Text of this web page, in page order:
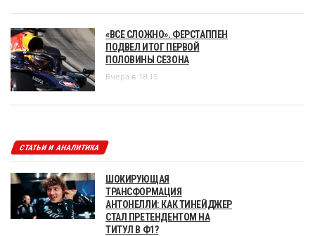
«ВСЕ СЛОЖНО». ФЕРСТАППЕН
ПОДВЕЛ ИТОГ ПЕРВОЙ
ПОЛОВИНЫ СЕЗОНА
Вчера в 18:15
СТАТЬИ И АНАЛИТИКА
ШОКИРУЮЩАЯ
ТРАНСФОРМАЦИЯ
АНТОНЕЛЛИ: КАК ТИНЕЙДЖЕР
СТАЛ ПРЕТЕНДЕНТОМ НА
ТИТУЛ В Ф1?